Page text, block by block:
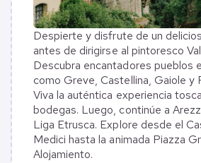
Despierte y disfrute de un
antes de dirigirse al pintoresco
Descubra encantadores pueblos
como Greve, Castellina, Gaiole y
Viva la auténtica experiencia
bodegas. Luego, continúe a
Liga Etrusca. Explore desde el
Medici hasta la animada Piazza
Alojamiento.